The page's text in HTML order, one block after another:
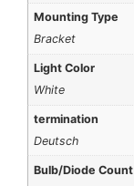
Mounting Type
Bracket
Light Color
White
termination
Deutsch
Bulb/Diode Count